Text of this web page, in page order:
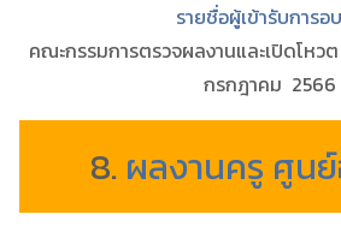
รายชื่อผู้เข้ารับการอ
คณะกรรมการตรวจผลงานและเปิดโหว
กรกฎาคม 2566
8. ผลงานครู ศูน